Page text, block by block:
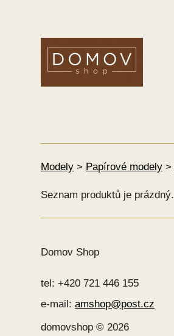
Modely > Papírové modely >
Seznam produktů je prázdný.
Domov Shop
tel: +420 721 446 155
e-mail:amshop@post.cz
domovshop © 2026